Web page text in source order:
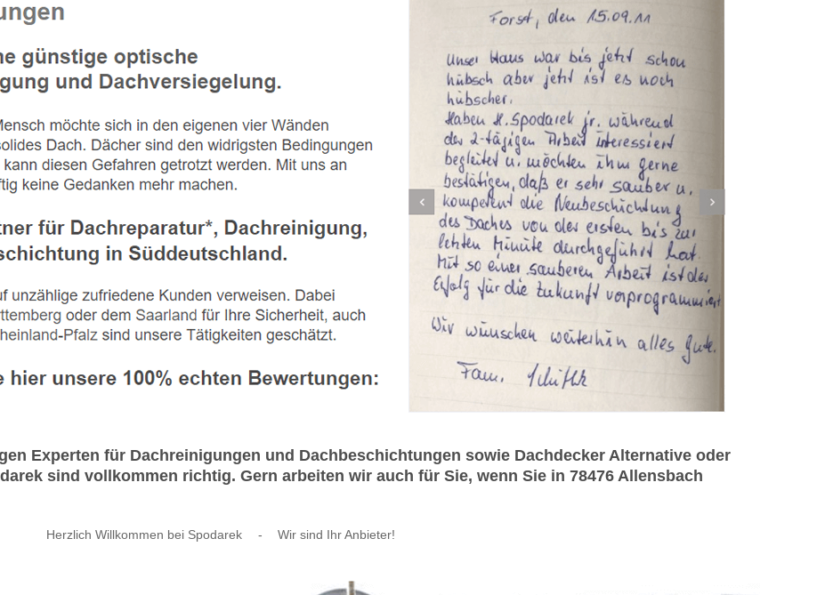
Experten für Dachreinigungen und Dachbeschichtungen sowie Dachdecker Alternative oder
sind vollkommen richtig. Gern arbeiten wir auch für Sie, wenn Sie in 78476 Allensbach
Herzlich Willkommen bei Spodarek - Wir sind Ihr Anbieter!